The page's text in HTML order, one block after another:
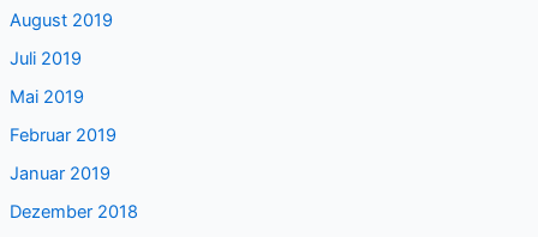
August 2019
Juli 2019
Mai 2019
Februar 2019
Januar 2019
Dezember 2018